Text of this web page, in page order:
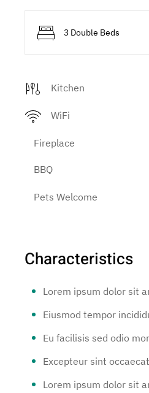
3 Double Beds
Kitchen
WiFi
Fireplace
BBQ
Pets Welcome
Characteristics
Lorem ipsum dolor sit
Eiusmod tempor
Eu facilisis sed odio
Excepteur sint
Lorem ipsum dolor sit